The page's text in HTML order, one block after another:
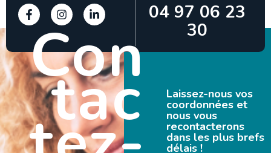
04 97 06 23
30
Con
tac Laissez-nous vos
coordonnées et
nous vous
recontacterons
dans les plus brefs
délais !